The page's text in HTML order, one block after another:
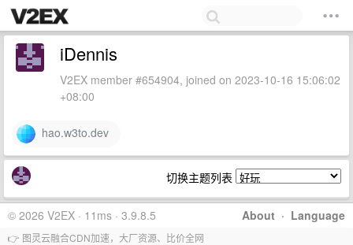
iDennis
V2EX member #654904, joined on 2023-10-16 15:06:02
+08:00
hao.w3to.dev
切换主题列表
About · Language
© 2026 V2EX · 11ms · 3.9.8.5
👉 图灵云融合CDN加速，大厂资源、比价全网